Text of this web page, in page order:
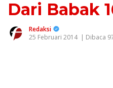
Dari Babak
Redaksi
25 Februari 2014 | Dibaca